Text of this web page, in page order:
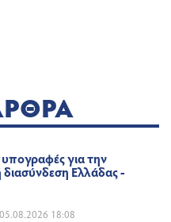
για την
διασύνδεση Ελλάδας -
05.08.2026 18:08